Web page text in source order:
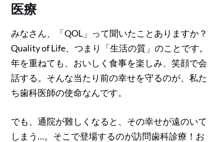
医療
みなさん、「QOL」って聞いたことありますか？
Quality of Life、つまり「生活の質」のことです。
年を重ねても、おいしく食事を楽しみ、笑顔で会
話する。そんな当たり前の幸せを守るのが、私た
ち歯科医師の使命なんです。
でも、通院が難しくなると、その幸せが遠のいて
しまう…。そこで登場するのが訪問歯科診療！お